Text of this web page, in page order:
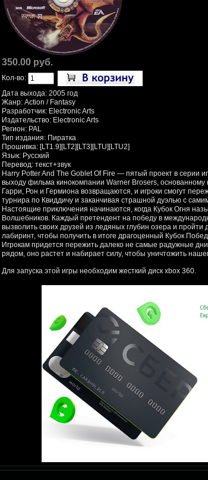
350.00 руб.
Кол-во:
Дата выхода: 2005 год
Жанр: Action / Fantasy
Разработчик: Electronic Arts
Издательство: Electronic Arts
Регион: PAL
Тип издания: Пиратка
Прошивка: [LT1.9][LT2][LT3][LTU][LTU2]
Язык: Русский
Перевод: текст+звук
Harry Potter And The Goblet Of Fire — пятый проект в серии
выходу фильма кинокомпании Warner Brosers, основанному
Гарри, Рон и Гермиона возвращаются, и игроки смогут
турнира по Квиддичу и заканчивая страшной дуэлью с
Настоящие приключения начинаются, когда Кубок Огня
Волшебников. Каждый претендент на победу в
вызволить своих друзей из ледяных глубин озера и
лабиринт, чтобы получить в итоге драгоценный Кубок
Игрокам придется пережить далеко не самые радужные
рядом, оно растет и набирает силу, чтобы уничтожить
Для запуска этой игры необходим жесткий диск xbox 360.